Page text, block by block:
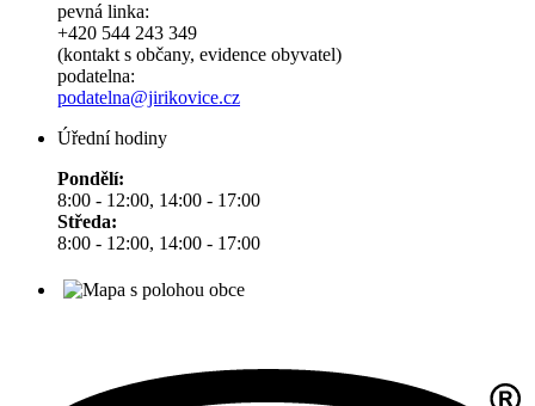
pevná linka:
+420 544 243 349
(kontakt s občany, evidence obyvatel)
podatelna:
podatelna@jirikovice.cz
Úřední hodiny
Pondělí:
8:00 - 12:00, 14:00 - 17:00
Středa:
8:00 - 12:00, 14:00 - 17:00